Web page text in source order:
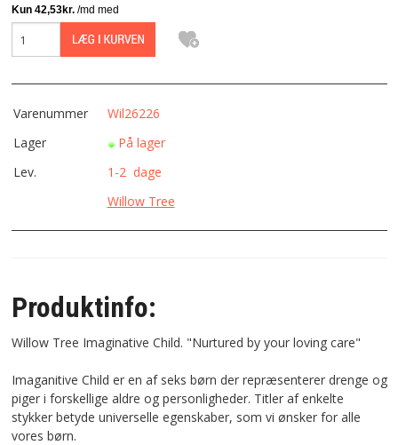
Varenummer
Wil26226
Lager
På lager
Lev.
1-2 dage
Willow Tree
Produktinfo:
Willow Tree Imaginative Child. "Nurtured by your loving care"
Imaganitive Child er en af seks børn der repræsenterer drenge og
piger i forskellige aldre og personligheder. Titler af enkelte
stykker betyde universelle egenskaber, som vi ønsker for alle
vores børn.